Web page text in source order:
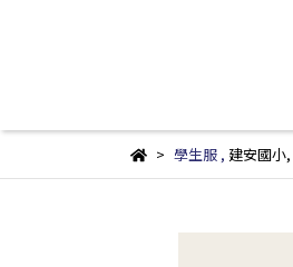
學生服, 建安國小,